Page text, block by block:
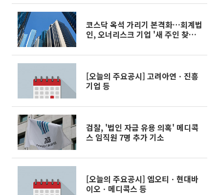
코스닥 옥석 가리기 본격화…회계법
인, 오너리스크 기업 '새 주인 찾기'
[오늘의 주요공시] 고려아연ㆍ진흥
기업 등
검찰, '법인 자금 유용 의혹' 메디콕
스 임직원 7명 추가 기소
[오늘의 주요공시] 엠오티ㆍ현대바
이오ㆍ메디콕스 등